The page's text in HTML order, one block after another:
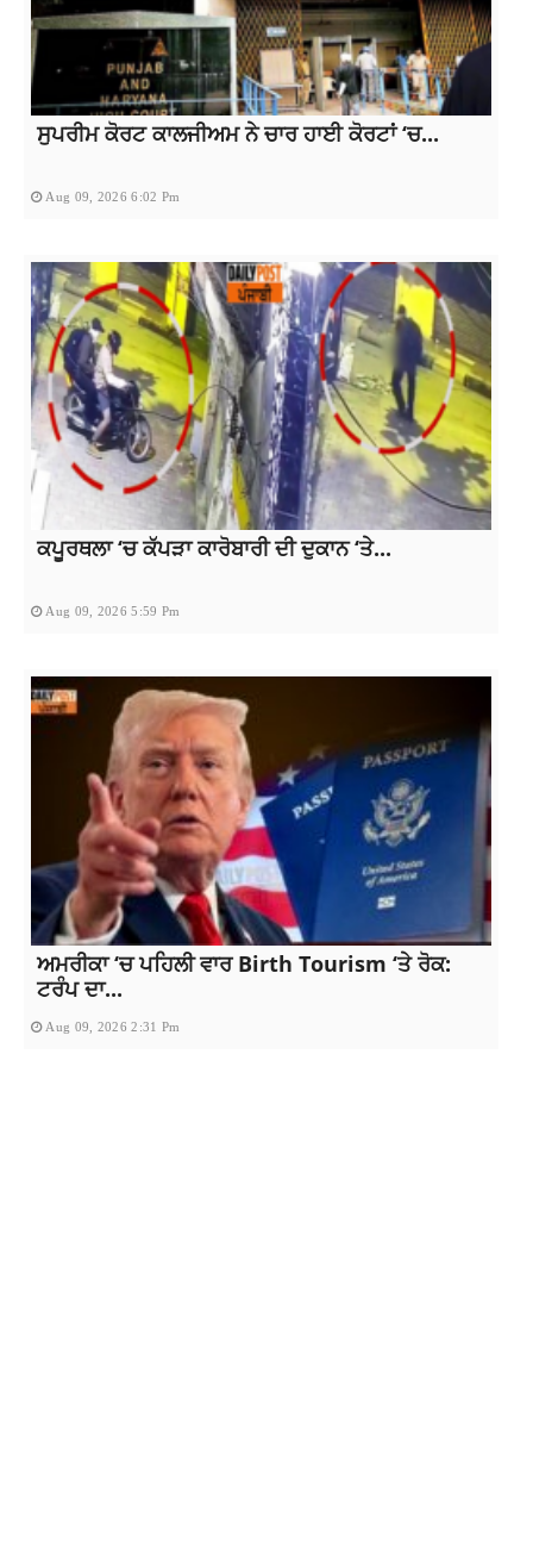
ਸੁਪਰੀਮ ਕੋਰਟ ਕਾਲਜੀਅਮ ਨੇ ਚਾਰ ਹਾਈ ਕੋਰਟਾਂ ‘ਚ...
Aug 09, 2026 6:02 Pm
ਕਪੂਰਥਲਾ ‘ਚ ਕੱਪੜਾ ਕਾਰੋਬਾਰੀ ਦੀ ਦੁਕਾਨ ‘ਤੇ...
Aug 09, 2026 5:59 Pm
ਅਮਰੀਕਾ ‘ਚ ਪਹਿਲੀ ਵਾਰ Birth Tourism ‘ਤੇ ਰੋਕ:
ਟਰੰਪ ਦਾ...
Aug 09, 2026 2:31 Pm